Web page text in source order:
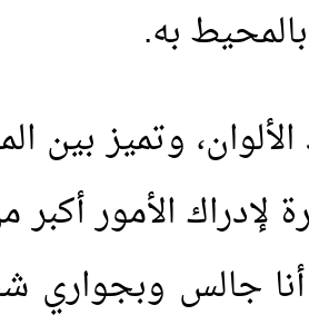
به.
وتميز بين
الأمور أكبر
جالس وبجواري